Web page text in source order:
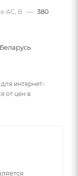
AC, В — 380
Беларусь
интернет-
от цен в